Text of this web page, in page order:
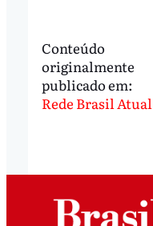
Conteúdo
originalmente
publicado em:
Rede Brasil Atual